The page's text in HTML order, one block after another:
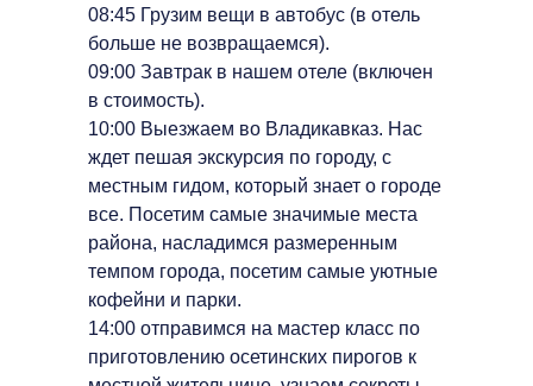
08:45 Грузим вещи в автобус (в отель
больше не возвращаемся).
09:00 Завтрак в нашем отеле (включен
в стоимость).
10:00 Выезжаем во Владикавказ. Нас
ждет пешая экскурсия по городу, с
местным гидом, который знает о городе
все. Посетим самые значимые места
района, насладимся размеренным
темпом города, посетим самые уютные
кофейни и парки.
14:00 отправимся на мастер класс по
приготовлению осетинских пирогов к